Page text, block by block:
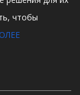
чтобы